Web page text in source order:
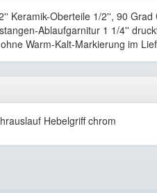
Keramik-Oberteile 1/2'', 90
Ablaufgarnitur 1 1/4''
Warm-Kalt-Markierung im
Hebelgriff chrom